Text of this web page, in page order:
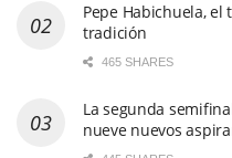
Pepe Habichuela,
tradición
465 SHARES
La segunda
nueve nuevos